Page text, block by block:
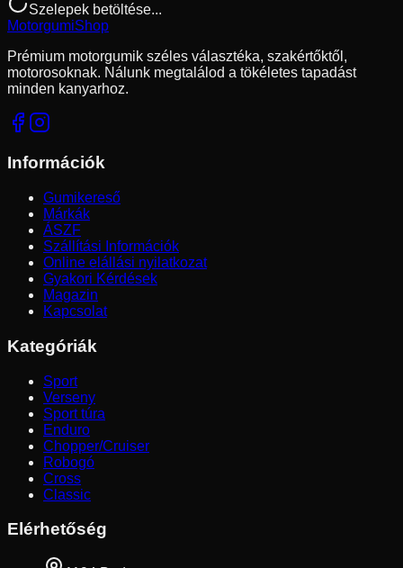
Szelepek betöltése...
MotorgumiShop
Prémium motorgumik széles választéka, szakértőktől,
motorosoknak. Nálunk megtalálod a tökéletes tapadást
minden kanyarhoz.
Információk
Gumikereső
Márkák
ÁSZF
Szállítási Információk
Online elállási nyilatkozat
Gyakori Kérdések
Magazin
Kapcsolat
Kategóriák
Sport
Verseny
Sport túra
Enduro
Chopper/Cruiser
Robogó
Cross
Classic
Elérhetőség